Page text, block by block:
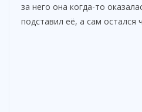
за него она когда-то
подставил её, а сам остался